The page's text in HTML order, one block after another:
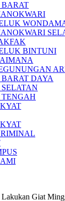
BARAT
BINTUNI
BARAT DAYA
TENGAH
Giat